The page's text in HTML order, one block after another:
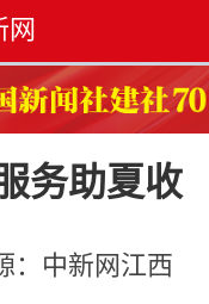
网
务助夏收
： 中新网江西